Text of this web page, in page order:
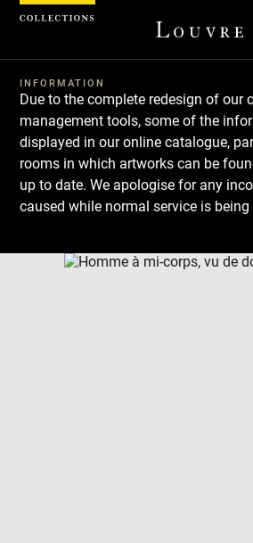
INFORMATION
Due to the complete redesign of our
management tools, some of the
displayed in our online catalogue,
rooms in which artworks can be
up to date. We apologise for any
caused while normal service is being
Download
Next
Previous
Cookies management panel